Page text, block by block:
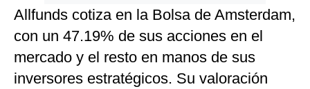
Allfunds cotiza en la Bolsa de Amsterdam,
con un 47.19% de sus acciones en el
mercado y el resto en manos de sus
inversores estratégicos. Su valoración